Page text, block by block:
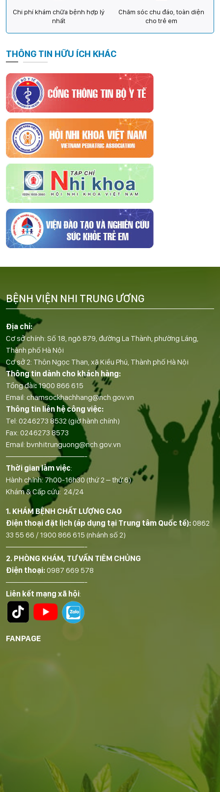
Chi phí khám chữa bệnh hợp lý
nhất
Chăm sóc chu đáo, toàn diện
cho trẻ em
THÔNG TIN HỮU ÍCH KHÁC
Địa chỉ:
Cơ sở chính: Số 18, ngõ 879, đường La Thành, phường Láng,
Thành phố Hà Nội
Cơ sở 2: Thôn Ngọc Than, xã Kiều Phú, Thành phố Hà Nội
Thông tin dành cho khách hàng:
Tổng đài:1900 866 615
Email: chamsockhachhang@nch.gov.vn
Thông tin liên hệ công việc:
Tel: 0246273 8532 (giờ hành chính)
Fax: 0246273 8573
Email: bvnhitrunguong@nch.gov.vn
——————————-
Thời gian làm việc:
Hành chính: 7h00-16h30 (thứ 2 – thứ 6)
Khám & Cấp cứu: 24/24
1. KHÁM BỆNH CHẤT LƯỢNG CAO
Điện thoại đặt lịch (áp dụng tại Trung tâm Quốc tế):0862
33 55 66 / 1900 866 615 (nhánh số 2)
——————————-
2. PHÒNG KHÁM, TƯ VẤN TIÊM CHỦNG
Điện thoại:0987 669 578
——————————-
Liên kết mạng xã hội:
FANPAGE
BỆNH VIỆN NHI TRUNG ƯƠNG